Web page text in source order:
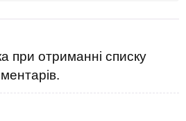
при отриманні списку